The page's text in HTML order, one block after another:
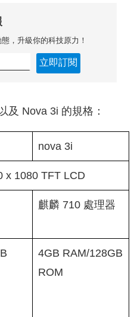
，升級你的科技原力！
立即訂閱
及 Nova 3i 的規格：
nova 3i
x 1080 TFT LCD
麒麟 710 處理器
4GB RAM/128GB
ROM